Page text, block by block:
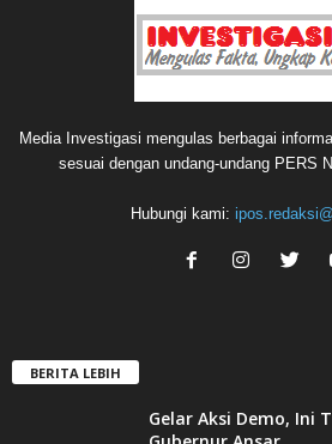
Media Investigasi mengulas berbagai
sesuai dengan undang-undang PERS
Hubungi kami:
BERITA LEBIH
Gelar Aksi Demo, Ini